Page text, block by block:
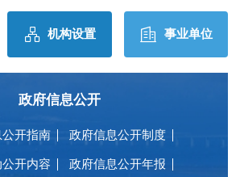
机构设置 事业单位
政府信息公开
开指南 政府信息公开制度
开内容 政府信息公开年报